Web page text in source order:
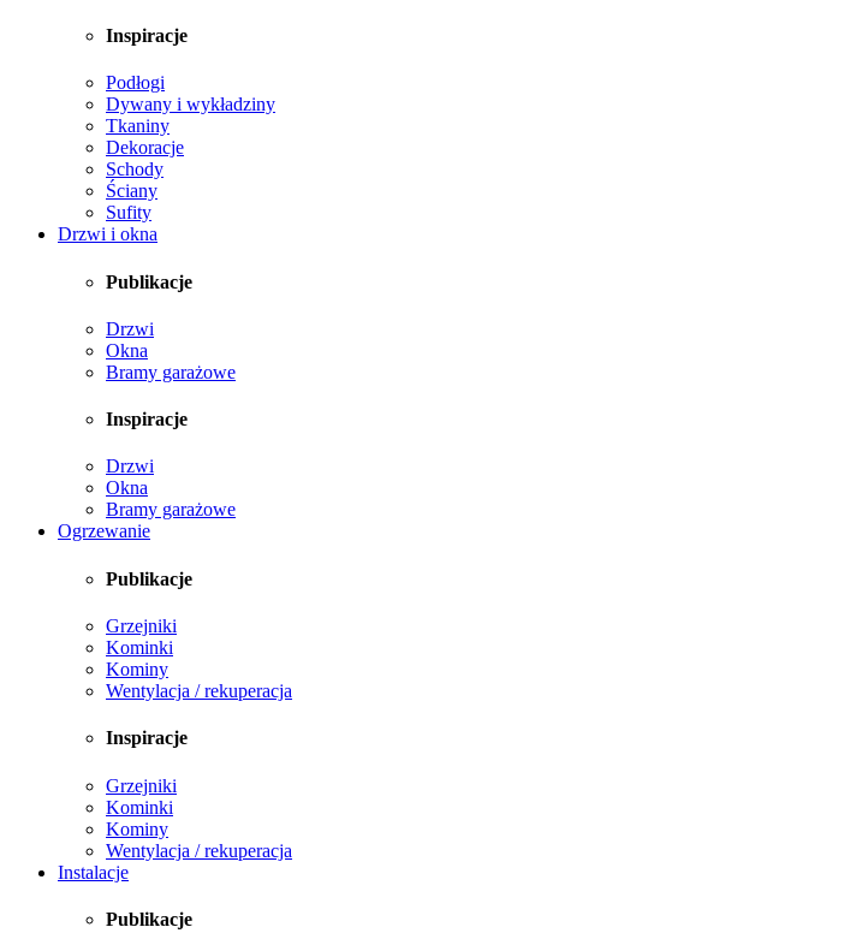
Inspiracje
Podłogi
Dywany i wykładziny
Tkaniny
Dekoracje
Schody
Ściany
Sufity
Drzwi i okna
Publikacje
Drzwi
Okna
Bramy garażowe
Inspiracje
Drzwi
Okna
Bramy garażowe
Ogrzewanie
Publikacje
Grzejniki
Kominki
Kominy
Wentylacja / rekuperacja
Inspiracje
Grzejniki
Kominki
Kominy
Wentylacja / rekuperacja
Instalacje
Publikacje